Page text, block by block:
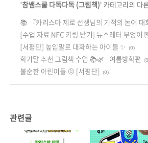
'참쌤스쿨 다독다독 (그림책)' 카테고리의 다
📚 『카리스마 제로 선생님의 기적의 논어 대
[수업 자료 NFC 키링 받기] 뉴스레터 부엉이
[서평단] 높임말로 대화하는 아이들 ✨ (0)
학기말 추천 그림책 수업 📚🌿 - 여름방학편
불순한 어린이들 🤨 [서평단] (0)
관련글